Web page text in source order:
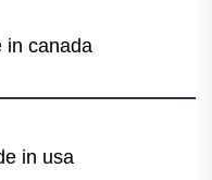
in canada
in usa